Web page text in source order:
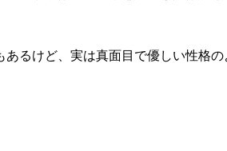
るけど、実は真面目で優しい性格の